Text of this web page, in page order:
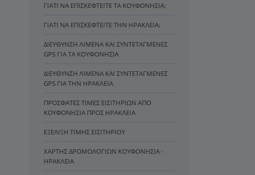
ΓΙΑΤΊ ΝΑ ΕΠΙΣΚΕΦΤΕΊΤΕ ΤΑ ΚΟΥΦΟΝΉΣΙΑ;
ΓΙΑΤΊ ΝΑ ΕΠΙΣΚΕΦΤΕΊΤΕ ΤΗΝ ΗΡΑΚΛΕΙΆ;
ΔΙΕΎΘΥΝΣΗ ΛΙΜΈΝΑ ΚΑΙ ΣΥΝΤΕΤΑΓΜΈΝΕΣ
GPS ΓΙΑ ΤΑ ΚΟΥΦΟΝΉΣΙΑ
ΔΙΕΎΘΥΝΣΗ ΛΙΜΈΝΑ ΚΑΙ ΣΥΝΤΕΤΑΓΜΈΝΕΣ
GPS ΓΙΑ ΤΗΝ ΗΡΑΚΛΕΙΆ
ΠΡΌΣΦΑΤΕΣ ΤΙΜΈΣ ΕΙΣΙΤΗΡΊΩΝ ΑΠΌ
ΚΟΥΦΟΝΉΣΙΑ ΠΡΟΣ ΗΡΑΚΛΕΙΆ
ΕΞΈΛΙΞΗ ΤΙΜΉΣ ΕΙΣΙΤΗΡΊΟΥ
ΧΆΡΤΗΣ ΔΡΟΜΟΛΟΓΊΩΝ ΚΟΥΦΟΝΉΣΙΑ -
ΗΡΑΚΛΕΙΆ